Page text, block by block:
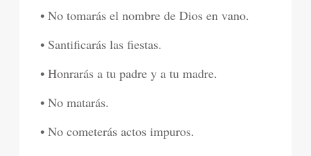
• No tomarás el nombre de Dios en vano.
• Santificarás las fiestas.
• Honrarás a tu padre y a tu madre.
• No matarás.
• No cometerás actos impuros.